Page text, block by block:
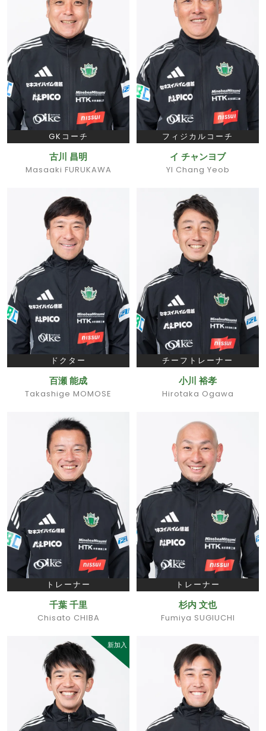
GKコーチ
古川 昌明
Masaaki FURUKAWA
フィジカルコーチ
イ チャンヨブ
YI Chang Yeob
ドクター
百瀬 能成
Takashige MOMOSE
チーフトレーナー
小川 裕孝
Hirotaka Ogawa
トレーナー
千葉 千里
Chisato CHIBA
トレーナー
杉内 文也
Fumiya SUGIUCHI
新加入